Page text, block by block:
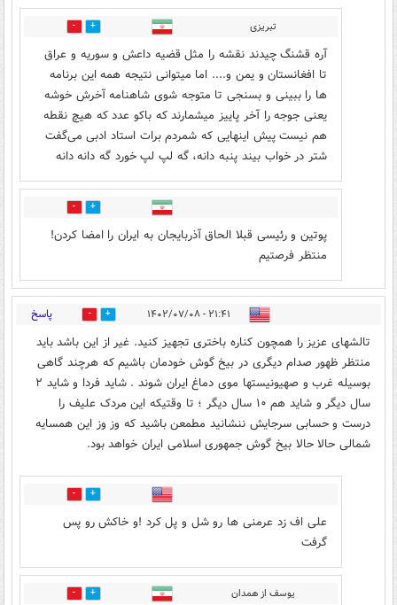
تبریزی 3
آره قشنگ چیدند نقشه را مثل قضیه داعش و سوریه و عراق
تا افغانستان و یمن و.... اما میتوانی نتیجه همه این برنامه
ها را ببینی و بسنجی تا متوجه شوی شاهنامه آخرش خوشه
یعنی جوجه را آخر پاییز میشمارند که باکو عدد که هیچ نقطه
هم نیست پیش اینهایی که شمردم برات استاد ادبی می‌گفت
شتر در خواب بیند پنبه دانه، گه لپ لپ خورد گه دانه دانه
0
پوتین و رئیسی قبلا الحاق آذربایجان به ایران را امضا کردن!
منتظر فرصتیم
۲۱:۴۱ - ۱۴۰۲/۰۷/۰۸ 50 پاسخ
تالشهای عزیز را همچون کناره باختری تجهیز کنید. غیر از این باشد باید
منتظر ظهور صدام دیگری در بیخ گوش خودمان باشیم که هرچند گاهی
بوسیله غرب و صهیونیستها موی دماغ ایران شوند . شاید فردا و شاید ۲
سال دیگر و شاید هم ۱۰ سال دیگر ؛ تا وقتیکه این مردک علیف را
درست و حسابی سرجایش ننشانید مطمعن باشید که وز وز این همسایه
شمالی حالا حالا بیخ گوش جمهوری اسلامی ایران خواهد بود.
8
علی اف زد عرمنی ها رو شل و پل کرد !و خاکش رو پس
گرفت
یوسف از همدان 9